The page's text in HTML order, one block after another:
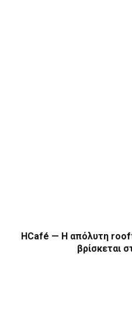
HCafé — Η απόλυτη
βρίσκεται